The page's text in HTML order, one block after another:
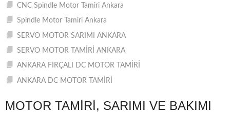
CNC Spindle Motor Tamiri Ankara
Spindle Motor Tamiri Ankara
SERVO MOTOR SARIMI ANKARA
SERVO MOTOR TAMİRİ ANKARA
ANKARA FIRÇALI DC MOTOR TAMİRİ
ANKARA DC MOTOR TAMİRİ
MOTOR TAMIRI, SARIMI VE BAKIMI